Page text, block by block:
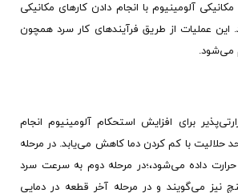
آلومینیوم با انجام دادن کارهای مکانیکی
عملیات از طریق فرآیندهای کار سرد همچون
برای افزایش استحکام آلومینیوم انجام
حلالیت با کم کردن دما کاهش می‌یابد. در مرحله
حرارت داده می‌شود،؛در مرحله دوم به سرعت سرد
نیز می‌گویند و در مرحله آخر قطعه در دمایی